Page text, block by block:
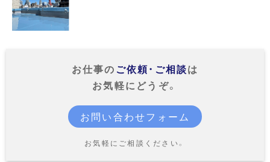
お仕事の ご依頼・ご相談は
お気軽にどうぞ。
お問い合わせフォーム
お気軽にご相談ください。